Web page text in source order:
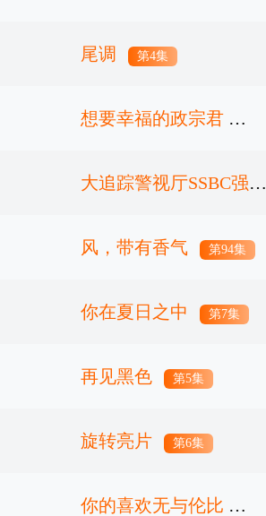
生好像喜欢我
尾调 第4集
想要幸福的政宗君
第5集
大追踪警视厅SSBC强行
犯系第二季 第3集
风，带有香气 第94集
你在夏日之中 第7集
再见黑色 第5集
旋转亮片 第6集
你的喜欢无与伦比